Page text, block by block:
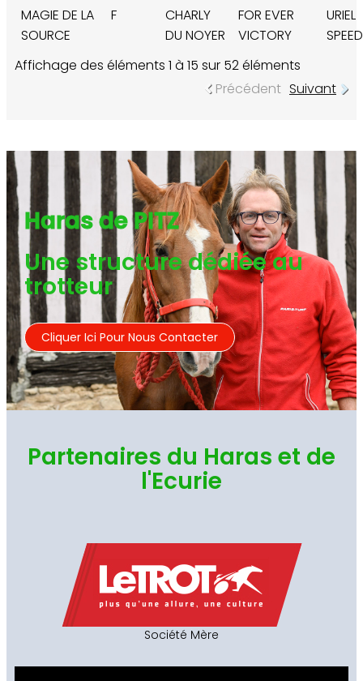
MAGIE DE LA
SOURCE
F
CHARLY
DU NOYER
FOR EVER
VICTORY
URIEL
SPEED
Affichage des éléments 1 à 15 sur 52 éléments
Précédent Suivant
Haras de PITZ
Une structure dédiée au
trotteur
Cliquer Ici Pour Nous Contacter
Partenaires du Haras et de
l'Ecurie
Société Mère